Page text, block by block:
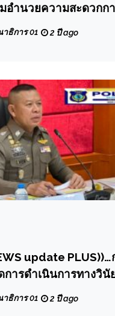
อำนวยความสะดวกก
และลดอุบัติเหตุทางถน
พ.ศ.2568 ของ ตำรวจ
ธิการ 01 2 ปี ago
update PLUS))…
การดำเนินการทางวินั
ระบบการประชุมทางไก
ธิการ 01 2 ปี ago